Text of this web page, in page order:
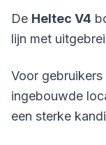
De Heltec V4
lijn met
Voor
ingebouwde
een sterke